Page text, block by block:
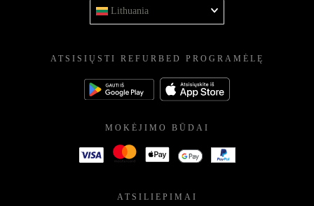
Lithuania
ATSISIŲSTI REFURBED PROGRAMĖLĘ
MOKĖJIMO BŪDAI
ATSILIEPIMAI